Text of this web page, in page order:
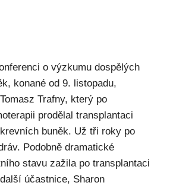
o výzkumu dospělých
konané od 9. listopadu,
Trafny, který po
prodělal transplantaci
buněk. Už tři roky po
Podobně dramatické
stavu zažila po transplantaci
účastnice, Sharon